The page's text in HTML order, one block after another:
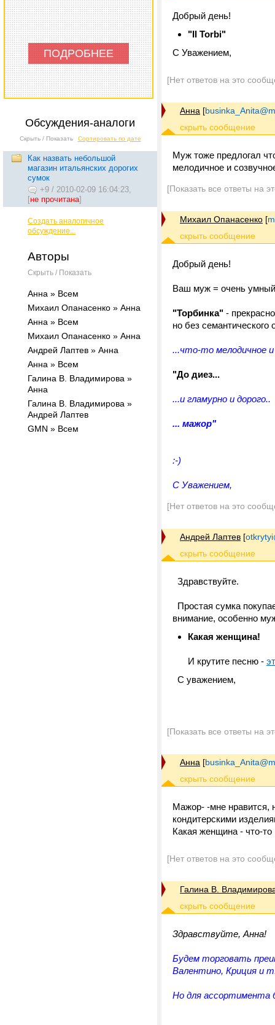
ПОДРОБНЕЕ
Обсуждения-аналоги
Скрыть / Показать Сортировать по дате
Как назвать небольшой
магазин итальянских дорогих
сумок
+9 / 2010-02-09 16:04:23,
[не прочитана]
Создать аналогичное
обсуждение...
Авторы
Скрыть / Показать
Анна » Всем
Михаил Опанасенко » Анна
Анна » Всем
Михаил Опанасенко » Анна
Андрей Лаптев » Анна
Анна » Всем
Галина В. Владимирова »
Анна
Галина В. Владимирова »
Андрей Лаптев
GMN » Всем
Добрый день!
"Il Torbi"
C Уважением,
[Нет ответов на это
Анна [
Муж тоже предлогал
мелодичное и
[Показать все ответы на
Михаил Опанасенко [
Добрый день!
Ваш муж = очень
"Торбинка" -
но без семантического
...что-то мелодичное
"До диез...
...и гламурно и дорого..
... мажор"
:-)
С Уважением,
[Нет ответов на это
Андрей Лаптев [
Здравствуйте.
Простая сумка
внимание, особенно
Какая женщина!
И крутите песню -
С уважением,
[Показать все ответы на
Анна [
Мажор- -мне нравится,
кондитерскими
Какая женщина - что-
[Нет ответов на это
Галина В.
Здравствуйте, Анна!
Будем торговать
Валентино, Криция и
Но для ассортимента